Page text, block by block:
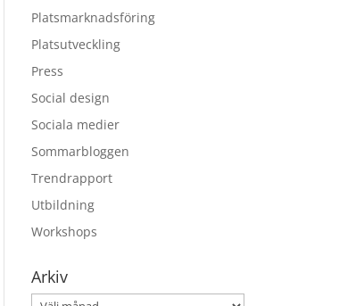
Platsmarknadsföring
Platsutveckling
Press
Social design
Sociala medier
Sommarbloggen
Trendrapport
Utbildning
Workshops
Arkiv